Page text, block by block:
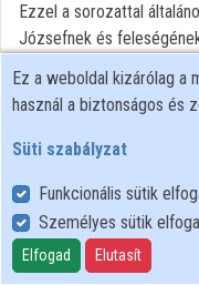
Ezzel a sorozattal
Józsefnek és
eléneklik a sorozatban
szívvel saját általános
programmal kottáztam
népdalokat általában
kell énekelni. Ezt az
programmal nem lehet
tempó is kicsit gyorsabb
Ez a weboldal kizárólag a
használ a biztonságos és
Süti szabályzat
Funkcionális sütik
Személyes sütik
Elfogad Elutasít